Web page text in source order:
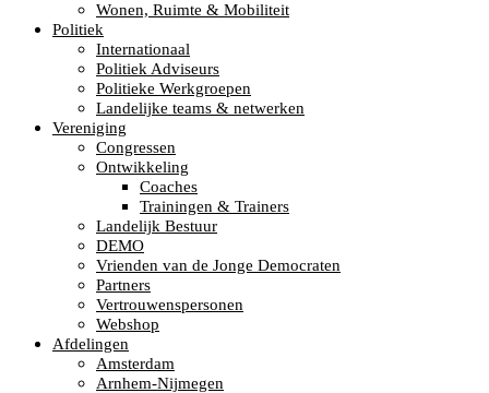
Wonen, Ruimte & Mobiliteit
Politiek
Internationaal
Politiek Adviseurs
Politieke Werkgroepen
Landelijke teams & netwerken
Vereniging
Congressen
Ontwikkeling
Coaches
Trainingen & Trainers
Landelijk Bestuur
DEMO
Vrienden van de Jonge Democraten
Partners
Vertrouwenspersonen
Webshop
Afdelingen
Amsterdam
Arnhem-Nijmegen